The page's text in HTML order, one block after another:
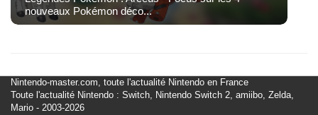
nouveaux Pokémon déco...
Nintendo-master.com, toute l'actualité Nintendo en France
Toute l'actualité Nintendo : Switch, Nintendo Switch 2, amiibo, Zelda,
Mario - 2003-2026